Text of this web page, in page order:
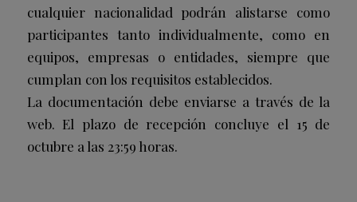
cualquier nacionalidad podrán alistarse como
participantes tanto individualmente, como en
equipos, empresas o entidades, siempre que
cumplan con los requisitos establecidos.
La documentación debe enviarse a través de la
web. El plazo de recepción concluye el 15 de
octubre a las 23:59 horas.